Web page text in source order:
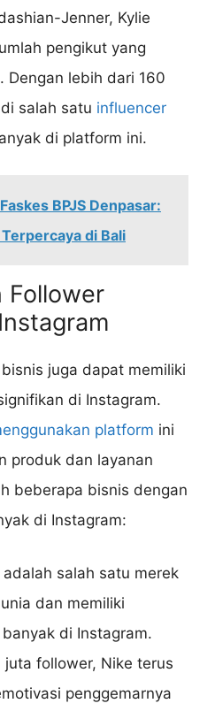
Jenner, Kylie
pengikut yang
. Dengan lebih dari 160
salah satu influencer
di platform ini.
BPJS Denpasar:
di Bali
Follower
juga dapat memiliki
di Instagram.
platform ini
produk dan layanan
beberapa bisnis dengan
di Instagram:
adalah salah satu merek
dan memiliki
di Instagram.
follower, Nike terus
penggemarnya